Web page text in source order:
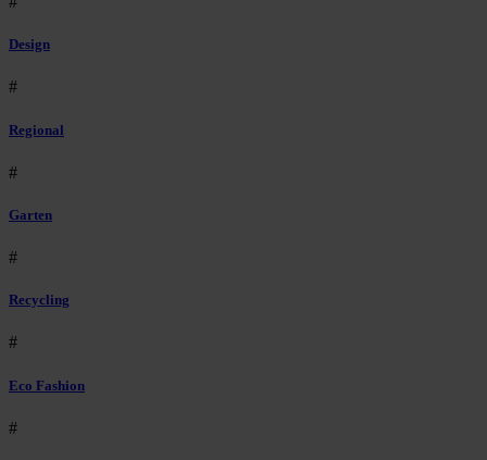
Design
#
Regional
#
Garten
#
Recycling
#
Eco Fashion
#